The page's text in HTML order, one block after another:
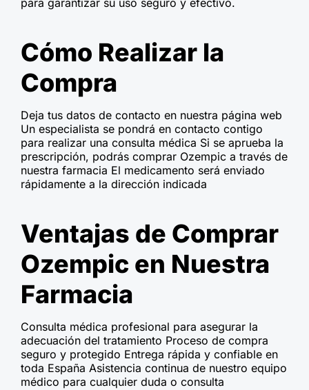
para garantizar su uso seguro y efectivo.
Cómo Realizar la
Compra
Deja tus datos de contacto en nuestra página web
Un especialista se pondrá en contacto contigo
para realizar una consulta médica Si se aprueba la
prescripción, podrás comprar Ozempic a través de
nuestra farmacia El medicamento será enviado
rápidamente a la dirección indicada
Ventajas de Comprar
Ozempic en Nuestra
Farmacia
Consulta médica profesional para asegurar la
adecuación del tratamiento Proceso de compra
seguro y protegido Entrega rápida y confiable en
toda España Asistencia continua de nuestro equipo
médico para cualquier duda o consulta